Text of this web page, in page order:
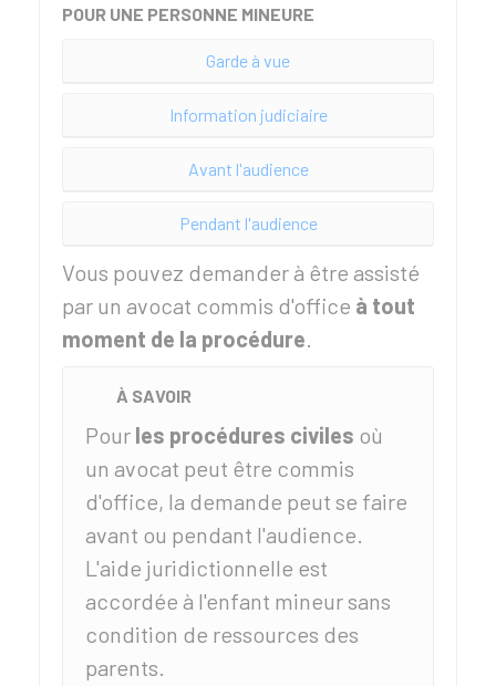
POUR UNE PERSONNE MINEURE
Garde à vue
Information judiciaire
Avant l'audience
Pendant l'audience
Vous pouvez demander à être assisté
par un avocat commis d'office à tout
moment de la procédure.
À SAVOIR
Pour les procédures civiles où
un avocat peut être commis
d'office, la demande peut se faire
avant ou pendant l'audience.
L'aide juridictionnelle est
accordée à l'enfant mineur sans
condition de ressources des
parents.